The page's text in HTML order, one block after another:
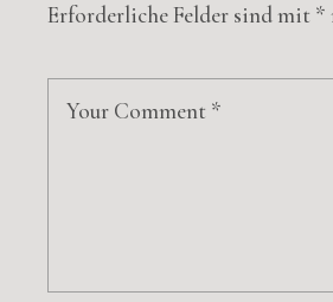
Erforderliche Felder sind mit *